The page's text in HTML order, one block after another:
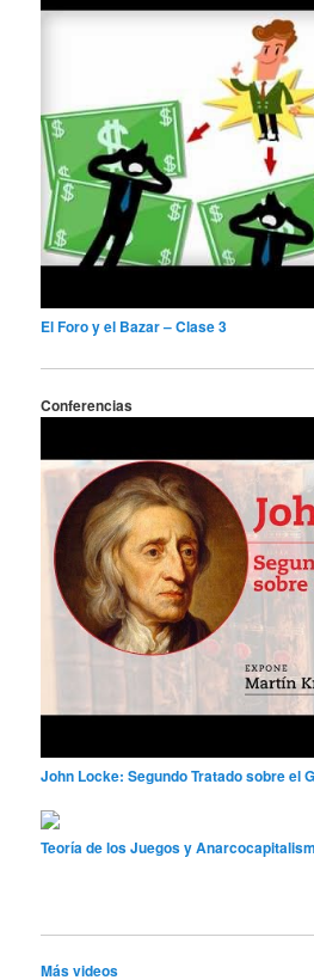
El Foro y el Bazar – Clase 3
Conferencias
John Locke: Segundo Tratado sobre el
Teoría de los Juegos y
Más videos